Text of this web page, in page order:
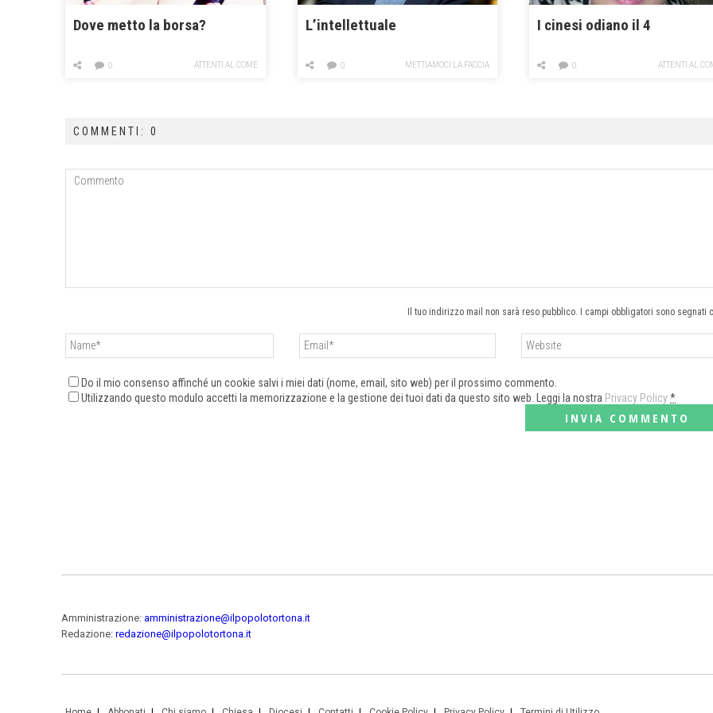
Dove metto la borsa?
ATTENTI AL COME
0
L’intellettuale
METTIAMOCI LA FACCIA
0
I cinesi odiano il 4
ATTENTI AL
0
COMMENTI: 0
Il tuo indirizzo mail non sarà reso pubblico. I campi obbligatori sono segnati
Do il mio consenso affinché un cookie salvi i miei dati (nome, email, sito web) per il prossimo commento.
Utilizzando questo modulo accetti la memorizzazione e la gestione dei tuoi dati da questo sito web. Leggi la nostra Privacy Policy*
Amministrazione: amministrazione@ilpopolotortona.it
Redazione: redazione@ilpopolotortona.it